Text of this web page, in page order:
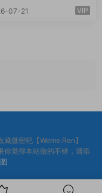
07-21 VIP
藏微密吧【Weme.Ren】
你觉得本站做的不错，请添